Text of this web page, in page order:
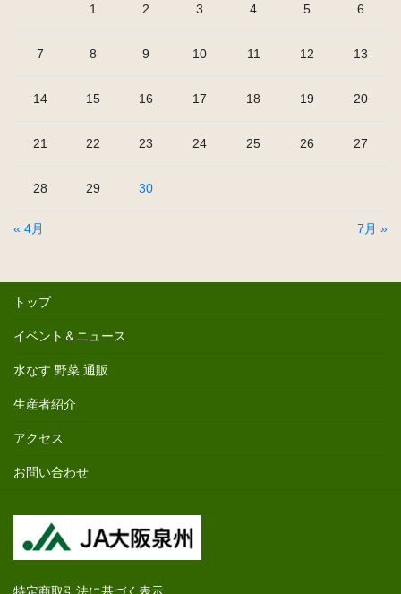
1 2 3 4 5 6
7 8 9 10 11 12 13
14 15 16 17 18 19 20
21 22 23 24 25 26 27
28 29 30
« 4月 7月 »
トップ
イベント＆ニュース
水なす 野菜 通販
生産者紹介
アクセス
お問い合わせ